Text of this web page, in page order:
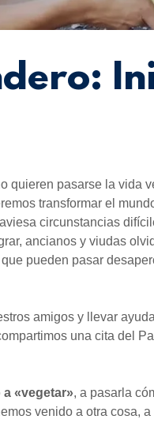
quieren pasarse la vida
transformar el
circunstancias
ancianos y viudas
pueden pasar
amigos y llevar
una cita del
«vegetar», a pasarla
venido a otra cosa, a